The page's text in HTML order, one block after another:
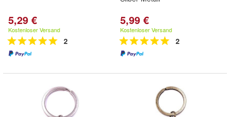
5,29 €
Kostenloser Versand
2
5,99 €
Kostenloser Versand
2